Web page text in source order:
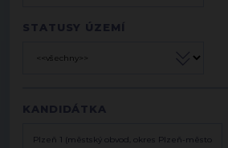
STATUSY ÚZEMÍ
KANDIDÁTKA